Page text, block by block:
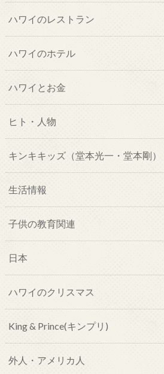
ハワイのレストラン
ハワイのホテル
ハワイとお金
ヒト・人物
キンキキッズ（堂本光一・堂本剛）
生活情報
子供の教育関連
日本
ハワイのクリスマス
King & Prince(キンプリ)
外人・アメリカ人